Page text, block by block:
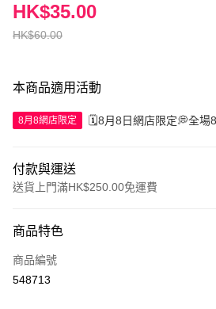
HK$60.00
HK$35.00
本商品適用活動
8月8網店限定 🗓️8月8日網店限定💭全場
付款與運送
送貨上門滿HK$250.00免運費
信用卡
Apple Pay
商品特色
商品編號
548713